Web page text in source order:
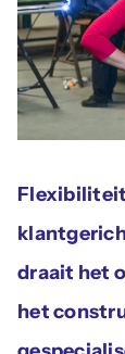
draait het
het